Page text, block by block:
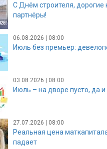
С Днём строителя, дорогие
партнёры!
06.08.2026 | 08:00
Июль без премьер:
03.08.2026 | 08:00
Июль – на дворе пусто, да и
27.07.2026 | 08:00
Реальная цена
падает